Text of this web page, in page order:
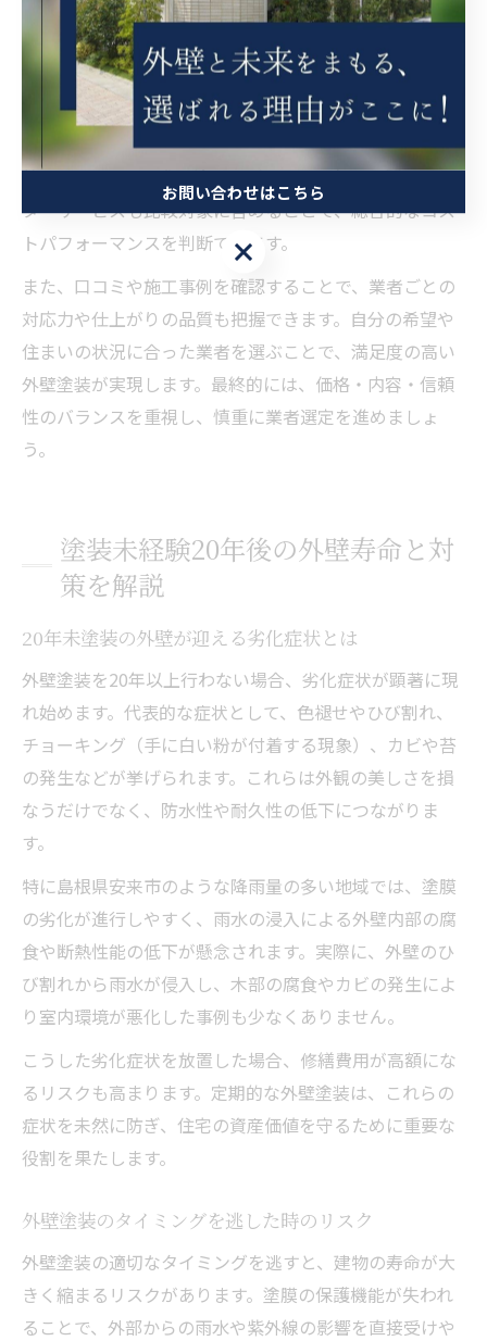
来市でも、地域密着型の業者と全国展開の業者でサービ
ス内容や価格に差が出ることがあります。
比較の流れとしては、まず2〜3社以上から現地調査付き
の見積もりを取り、それぞれの提案内容を一覧表などで
整理します。その際、塗料のグレードや保証期間、アフ
ターサービスも比較対象に含めることで、総合的なコス
トパフォーマンスを判断できます。
また、口コミや施工事例を確認することで、業者ごとの
対応力や仕上がりの品質も把握できます。自分の希望や
住まいの状況に合った業者を選ぶことで、満足度の高い
外壁塗装が実現します。最終的には、価格・内容・信頼
性のバランスを重視し、慎重に業者選定を進めましょ
う。
塗装未経験20年後の外壁寿命と対
策を解説
20年未塗装の外壁が迎える劣化症状とは
外壁塗装を20年以上行わない場合、劣化症状が顕著に現
れ始めます。代表的な症状として、色褪せやひび割れ、
チョーキング（手に白い粉が付着する現象）、カビや苔
の発生などが挙げられます。これらは外観の美しさを損
なうだけでなく、防水性や耐久性の低下につながりま
す。
特に島根県安来市のような降雨量の多い地域では、塗膜
の劣化が進行しやすく、雨水の浸入による外壁内部の腐
食や断熱性能の低下が懸念されます。実際に、外壁のひ
び割れから雨水が侵入し、木部の腐食やカビの発生によ
り室内環境が悪化した事例も少なくありません。
こうした劣化症状を放置した場合、修繕費用が高額にな
るリスクも高まります。定期的な外壁塗装は、これらの
症状を未然に防ぎ、住宅の資産価値を守るために重要な
役割を果たします。
外壁塗装のタイミングを逃した時のリスク
外壁塗装の適切なタイミングを逃すと、建物の寿命が大
きく縮まるリスクがあります。塗膜の保護機能が失われ
ることで、外部からの雨水や紫外線の影響を直接受けや
お問い合わせはこちら
お問い合わせはこちら